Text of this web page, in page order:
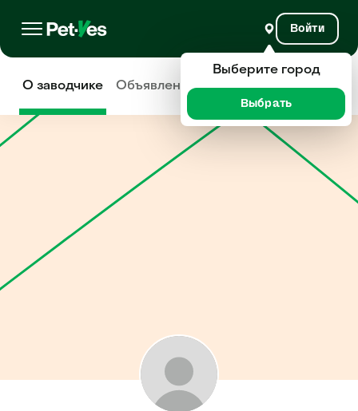
Войти
О заводчике Объявления Отзывы
Выберите город
Выбрать